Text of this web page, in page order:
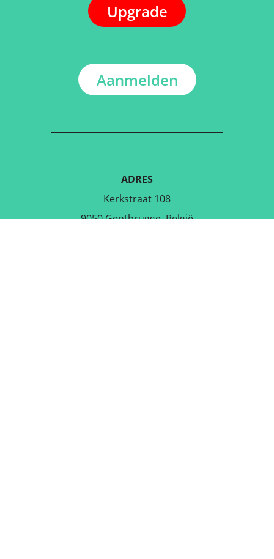
Upgrade
Aanmelden
ADRES
Kerkstraat 108
9050 Gentbrugge, België